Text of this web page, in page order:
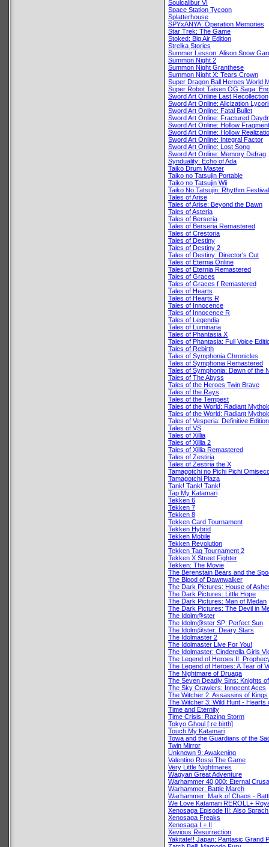
Soulcalibur VI
Space Station Tycoon
Splatterhouse
SPYxANYA: Operation Memories
Star Trek: The Game
Stoked: Big Air Edition
Strelka Stories
Summer Lesson: Alison Snow
Summon Night 2
Summon Night Granthese
Summon Night X: Tears Crown
Super Dragon Ball Heroes World
Super Robot Taisen OG Saga:
Sword Art Online Last Recollection
Sword Art Online: Alicization
Sword Art Online: Fatal Bullet
Sword Art Online: Fractured
Sword Art Online: Hollow Fragment
Sword Art Online: Hollow
Sword Art Online: Integral Factor
Sword Art Online: Lost Song
Sword Art Online: Memory Defrag
Synduality: Echo of Ada
Taiko Drum Master
Taiko no Tatsujin Portable
Taiko no Tatsujin Wii
Taiko No Tatsujin: Rhythm Festival
Tales of Arise
Tales of Arise: Beyond the Dawn
Tales of Asteria
Tales of Berseria
Tales of Berseria Remastered
Tales of Crestoria
Tales of Destiny
Tales of Destiny 2
Tales of Destiny: Director's Cut
Tales of Eternia Online
Tales of Eternia Remastered
Tales of Graces
Tales of Graces f Remastered
Tales of Hearts
Tales of Hearts R
Tales of Innocence
Tales of Innocence R
Tales of Legendia
Tales of Luminaria
Tales of Phantasia X
Tales of Phantasia: Full Voice
Tales of Rebirth
Tales of Symphonia Chronicles
Tales of Symphonia Remastered
Tales of Symphonia: Dawn of the
Tales of The Abyss
Tales of the Heroes Twin Brave
Tales of the Rays
Tales of the Tempest
Tales of the World: Radiant
Tales of the World: Radiant
Tales of Vesperia: Definitive Edition
Tales of VS
Tales of Xillia
Tales of Xillia 2
Tales of Xillia Remastered
Tales of Zestiria
Tales of Zestiria the X
Tamagotchi no Pichi Pichi
Tamagotchi Plaza
Tank! Tank! Tank!
Tap My Katamari
Tekken 6
Tekken 7
Tekken 8
Tekken Card Tournament
Tekken Hybrid
Tekken Mobile
Tekken Revolution
Tekken Tag Tournament 2
Tekken X Street Fighter
Tekken: The Movie
The Berenstain Bears and the
The Blood of Dawnwalker
The Dark Pictures: House of
The Dark Pictures: Little Hope
The Dark Pictures: Man of Medan
The Dark Pictures: The Devil in
The Idolm@ster
The Idolm@ster SP: Perfect Sun
The Idolm@ster: Deary Stars
The Idolmaster 2
The Idolmaster Live For You!
The Idolmaster: Cinderella Girls
The Legend of Heroes II:
The Legend of Heroes: A Tear of
The Nightmare of Druaga
The Seven Deadly Sins: Knights
The Sky Crawlers: Innocent Aces
The Witcher 2: Assassins of Kings
The Witcher 3: Wild Hunt - Hearts
Time and Eternity
Time Crisis: Razing Storm
Tokyo Ghoul [:re birth]
Touch My Katamari
Towa and the Guardians of the
Twin Mirror
Unknown 9: Awakening
Valentino Rossi The Game
Very Little Nightmares
Wagyan Great Adventure
Warhammer 40,000: Eternal
Warhammer: Battle March
Warhammer: Mark of Chaos -
We Love Katamari REROLL+
Xenosaga Episode III: Also
Xenosaga Freaks
Xenosaga I + II
Xevious Resurrection
Yakitate!! Japan: Pantasic Grand